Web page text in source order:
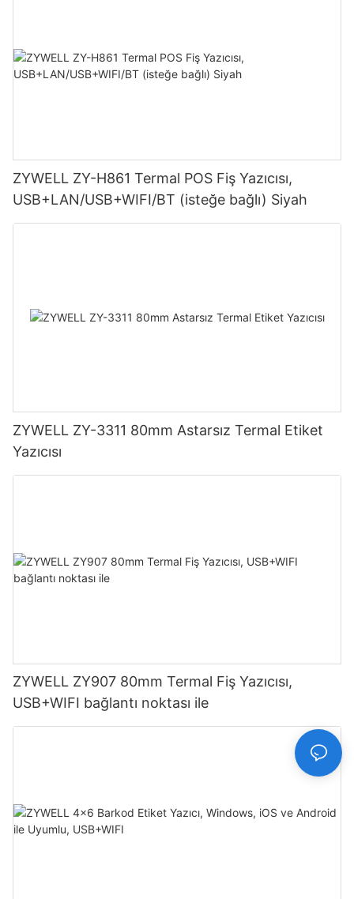
ZYWELL ZY-H861 Termal POS Fiş Yazıcısı,
USB+LAN/USB+WIFI/BT (isteğe bağlı) Siyah
ZYWELL ZY-3311 80mm Astarsız Termal Etiket
Yazıcısı
ZYWELL ZY907 80mm Termal Fiş Yazıcısı,
USB+WIFI bağlantı noktası ile